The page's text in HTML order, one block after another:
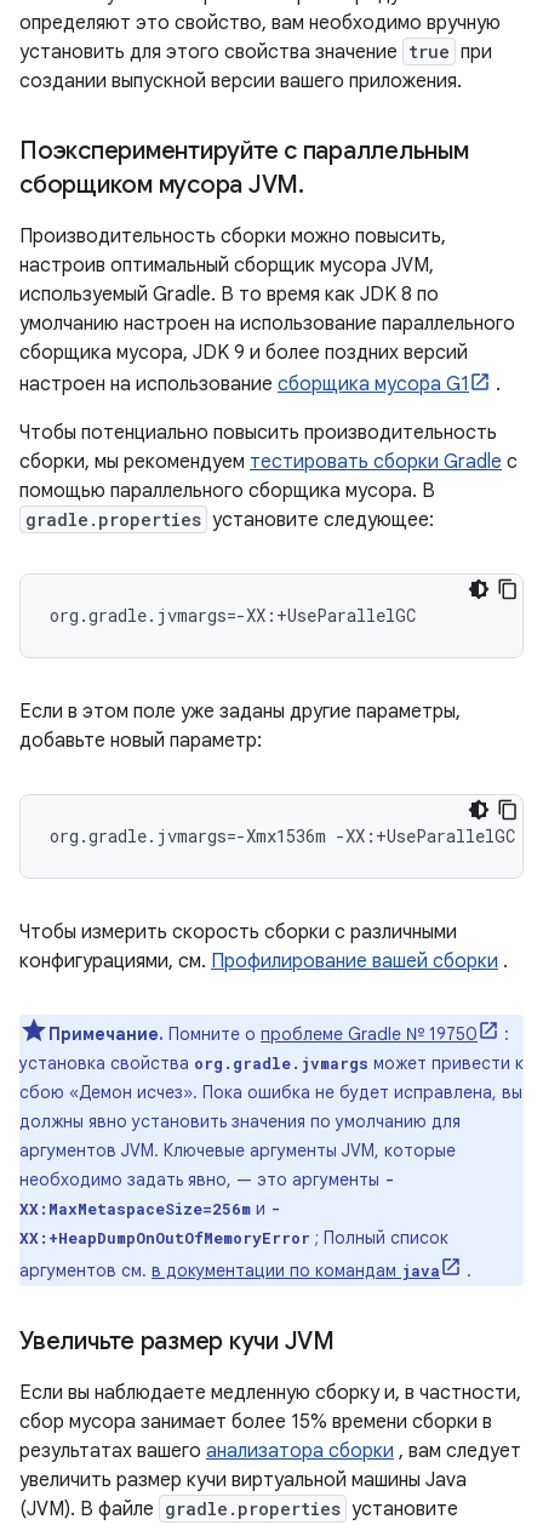
определяют это свойство, вам необходимо вручную
установить для этого свойства значение true при
создании выпускной версии вашего приложения.
Поэкспериментируйте с параллельным
сборщиком мусора JVM.
Производительность сборки можно повысить,
настроив оптимальный сборщик мусора JVM,
используемый Gradle. В то время как JDK 8 по
умолчанию настроен на использование параллельного
сборщика мусора, JDK 9 и более поздних версий
настроен на использование сборщика мусора G1
.
Чтобы потенциально повысить производительность
сборки, мы рекомендуем тестировать сборки Gradle с
помощью параллельного сборщика мусора. В
gradle.properties установите следующее:
org.gradle.jvmargs=-XX:+UseParallelGC
Если в этом поле уже заданы другие параметры,
добавьте новый параметр:
org.gradle.jvmargs=-Xmx1536m -XX:+UseParallelGC
Чтобы измерить скорость сборки с различными
конфигурациями, см. Профилирование вашей сборки .
Примечание. Помните о проблеме Gradle № 19750
:
установка свойства org.gradle.jvmargs может привести к
сбою «Демон исчез». Пока ошибка не будет исправлена, вы
должны явно установить значения по умолчанию для
аргументов JVM. Ключевые аргументы JVM, которые
необходимо задать явно, — это аргументы -
XX:MaxMetaspaceSize=256m и -
XX:+HeapDumpOnOutOfMemoryError ; Полный список
аргументов см. в документации по командам java .
Увеличьте размер кучи JVM
Если вы наблюдаете медленную сборку и, в частности,
сбор мусора занимает более 15% времени сборки в
результатах вашего анализатора сборки , вам следует
увеличить размер кучи виртуальной машины Java
(JVM). В файле gradle.properties установите